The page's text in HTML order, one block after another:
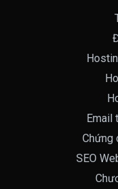
Email
Chứng
SEO